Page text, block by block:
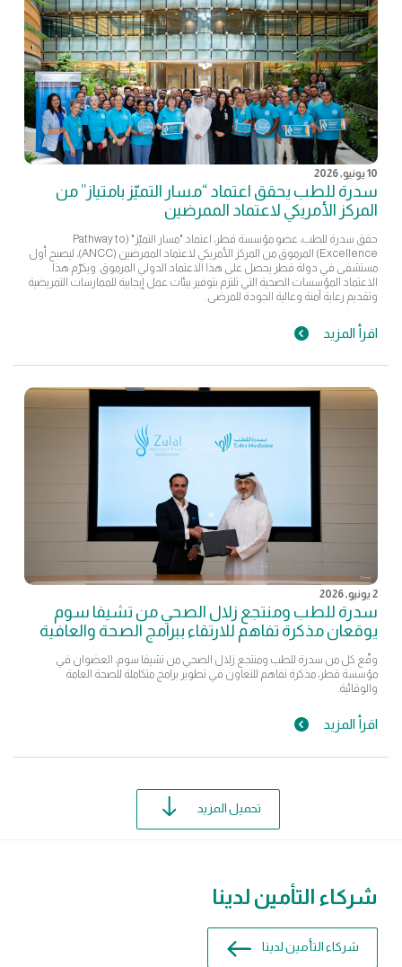
10 يونيو, 2026
سدرة للطب يحقق اعتماد “مسار التميّز بامتياز” من
المركز الأمريكي لاعتماد الممرضين
حقق سدرة للطب، عضو مؤسسة قطر، اعتماد "مسار التميّز" (Pathway to
Excellence) المرموق من المركز الأمريكي لاعتماد الممرضين (ANCC)، ليصبح أول
مستشفى في دولة قطر يحصل على هذا الاعتماد الدولي المرموق. ويكرّم هذا
الاعتماد المؤسسات الصحية التي تلتزم بتوفير بيئات عمل إيجابية للممارسات التمريضية
وتقديم رعاية آمنة وعالية الجودة للمرضى.
اقرأ المزيد
2 يونيو, 2026
سدرة للطب ومنتجع زلال الصحي من تشيفا سوم
يوقعان مذكرة تفاهم للارتقاء ببرامج الصحة والعافية
وقّع كل من سدرة للطب ومنتجع زلال الصحي من تشيفا سوم، العضوان في
مؤسسة قطر، مذكرة تفاهم للتعاون في تطوير برامج متكاملة للصحة العامة
والوقائية.
اقرأ المزيد
تحميل المزيد
شركاء التأمين لدينا
شركاء التأمين لدينا